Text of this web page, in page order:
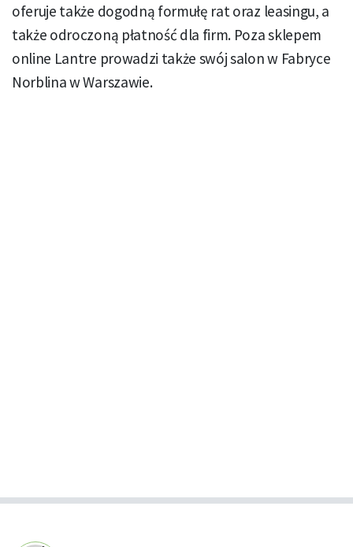
oferuje także dogodną formułę rat oraz leasingu, a
także odroczoną płatność dla firm. Poza sklepem
online Lantre prowadzi także swój salon w Fabryce
Norblina w Warszawie.